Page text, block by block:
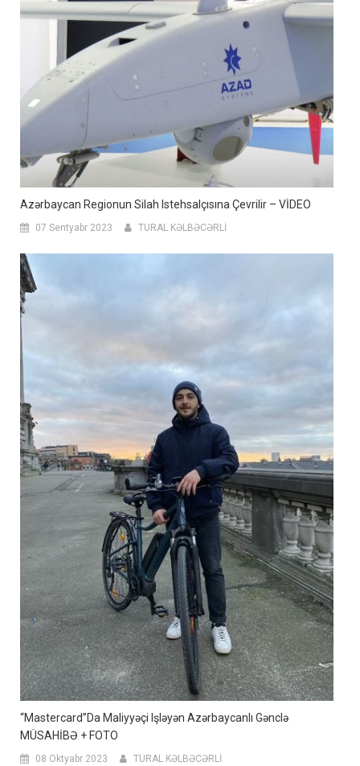
Azərbaycan Regionun Silah Istehsalçısına Çevrilir – VİDEO
07 Sentyabr 2023 TURAL KƏLBƏCƏRLİ
“Mastercard”da Maliyyəçi Işləyən Azərbaycanlı Gənclə
MÜSAHİBƏ + FOTO
08 Oktyabr 2023 TURAL KƏLBƏCƏRLİ